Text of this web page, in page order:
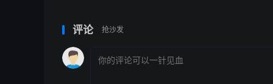
评论 抢沙发